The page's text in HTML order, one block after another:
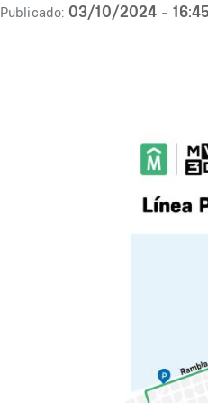
Publicado: 03/10/2024 - 16:45